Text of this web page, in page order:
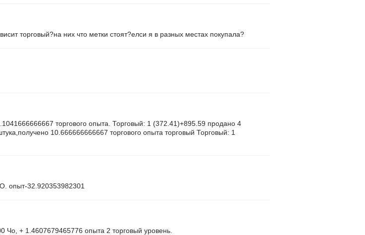
торговый?на них что метки стоят?елси я в разных местах покупала?
торгового опыта. Торговый: 1 (372.41)+895.59 продано 4
10.666666666667 торгового опыта торговый Торговый: 1
опыт-32.920353982301
+ 1.4607679465776 опыта 2 торговый уровень.